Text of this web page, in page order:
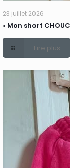
23 juillet 2026
• Mon short
Lire plus